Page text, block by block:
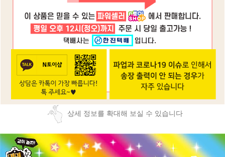
상세 정보를 확대해 보실 수 있습니다